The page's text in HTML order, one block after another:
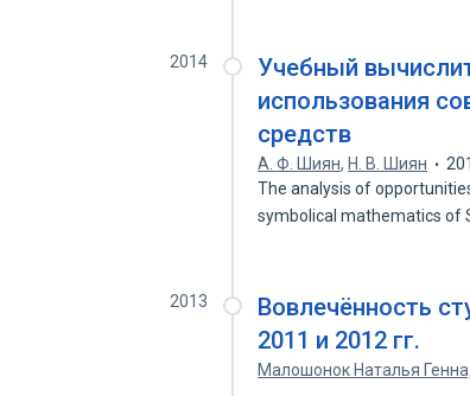
2014
Учебный
использования
средств
А. Ф. Шиян, Н. В. Шиян
The analysis of
symbolical mathematics of
2013
Вовлечённость
2011 и 2012 гг.
Малошонок Наталья